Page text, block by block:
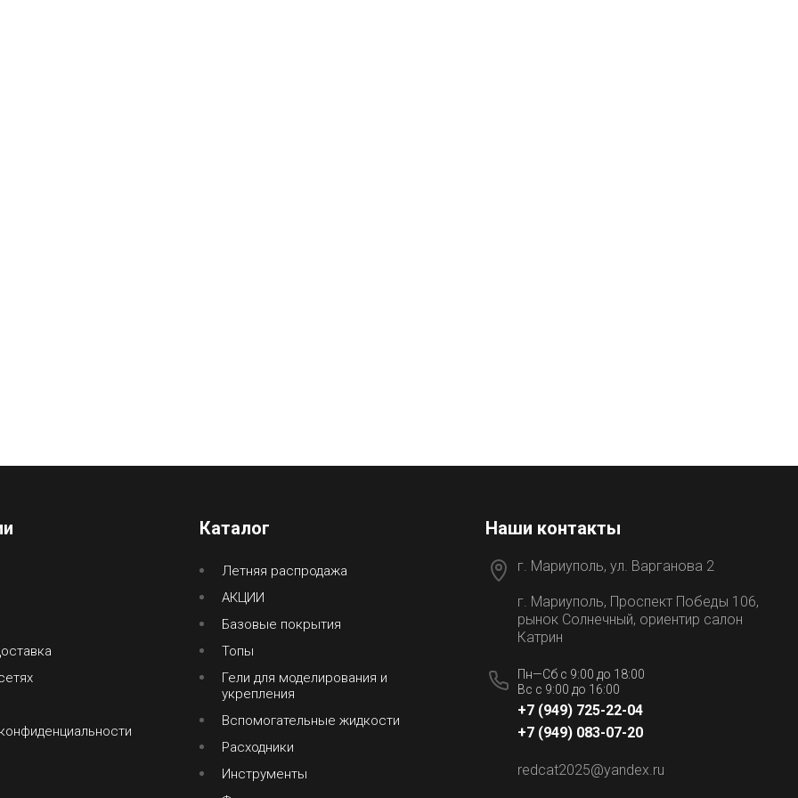
Каталог
Летняя распродажа
АКЦИИ
Базовые покрытия
Топы
Гели для моделирования и
укрепления
Вспомогательные жидкости
Расходники
Инструменты
Наши контакты
г. Мариуполь, ул. Варганова 2
г. Мариуполь, Проспект Победы 106,
рынок Солнечный, ориентир салон
Катрин
Пн—Сб с 9:00 до 18:00
Вс с 9:00 до 16:00
+7 (949) 725-22-04
+7 (949) 083-07-20
redcat2025@yandex.ru